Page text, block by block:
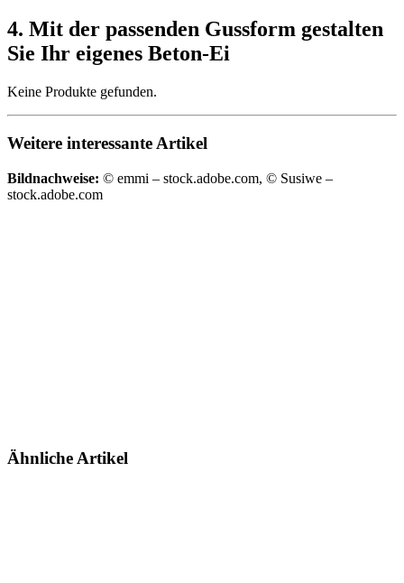
4. Mit der passenden Gussform gestalten
Sie Ihr eigenes Beton-Ei
Keine Produkte gefunden.
Weitere interessante Artikel
Bildnachweise: © emmi – stock.adobe.com, © Susiwe –
stock.adobe.com
Ähnliche Artikel